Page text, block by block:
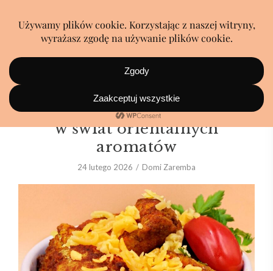
Domowa shawarma. Podróż
w świat orientalnych
aromatów
24 lutego 2026 Domi Zaremba